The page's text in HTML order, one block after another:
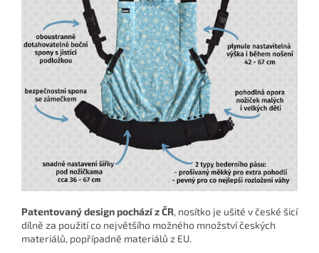
Patentovaný design pochází z ČR, nosítko je ušité v české šicí
dílně za použití co největšího možného množství českých
materiálů, popřípadně materiálů z EU.